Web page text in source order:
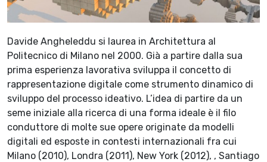
Davide Angheleddu si laurea in Architettura al
Politecnico di Milano nel 2000. Già a partire dalla sua
prima esperienza lavorativa sviluppa il concetto di
rappresentazione digitale come strumento dinamico di
sviluppo del processo ideativo. L’idea di partire da un
seme iniziale alla ricerca di una forma ideale è il filo
conduttore di molte sue opere originate da modelli
digitali ed esposte in contesti internazionali fra cui
Milano (2010), Londra (2011), New York (2012), , Santiago